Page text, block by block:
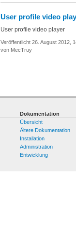
User profile video
User profile video player
Veröffentlicht 26. August 2012,
von MecTruy
Dokumentation
Übersicht
Ältere Dokumentation
Installation
Administration
Entwicklung